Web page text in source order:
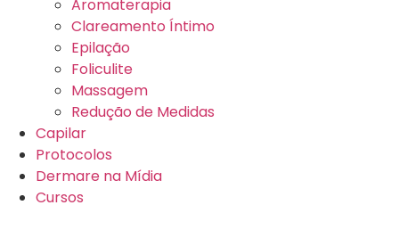
Aromaterapia
Clareamento Íntimo
Epilação
Foliculite
Massagem
Redução de Medidas
Capilar
Protocolos
Dermare na Mídia
Cursos